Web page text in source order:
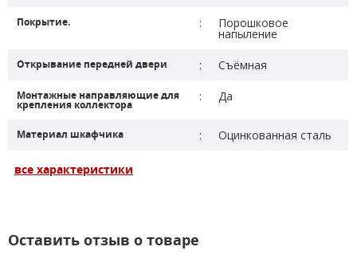
Покрытие. : Порошковое
напыление
Открывание передней двери : Съёмная
Монтажные направляющие для
крепления коллектора
: Да
Материал шкафчика : Оцинкованная сталь
все характеристики
Оставить отзыв о товаре